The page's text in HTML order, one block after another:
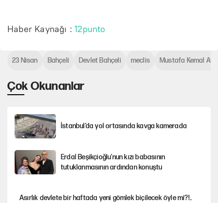
Haber Kaynağı :12punto
Çok Okunanlar
İstanbul’da yol ortasında kavga kamerada
Erdal Beşikçioğlu'nun kızı babasının
tutuklanmasının ardından konuştu
Asırlık devlete bir haftada yeni gömlek biçilecek öyle mi?!..
23 Nisan Bahçeli Devlet Bahçeli meclis Mustafa Kemal